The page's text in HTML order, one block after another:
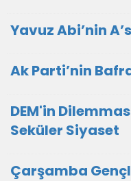
Yavuz Abi’nin
Ak Parti’nin
DEM'in
Seküler Siyaset
Çarşamba